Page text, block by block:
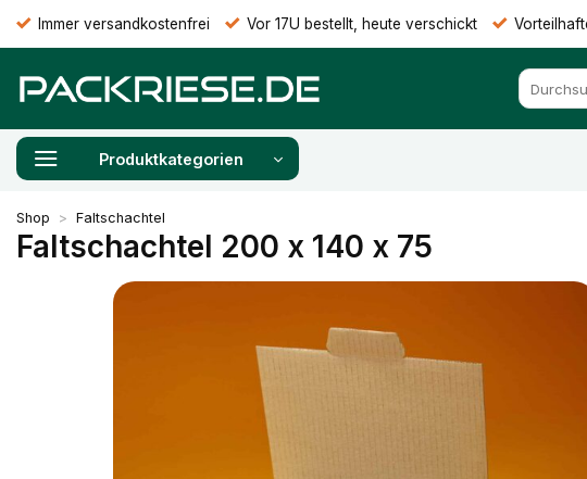
Zum
Immer versandkostenfrei Vor 17U bestellt, heute verschickt
Suchen
nach:
Produktkategorien
Shop > Faltschachtel
Faltschachtel 200 x 140 x 75